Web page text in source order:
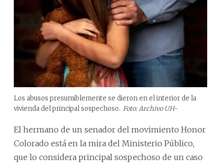
Los abusos presumiblemente se dieron en el interior de la
vivienda del principal sospechoso. Foto: Archivo UH-
El hermano de un senador del movimiento Honor
Colorado está en la mira del Ministerio Público,
que lo considera principal sospechoso de un caso